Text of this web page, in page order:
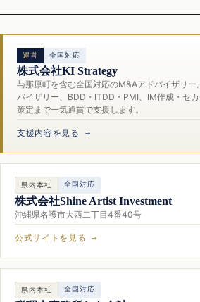
運営 全国対応
株式会社KI Strategy
与那原町を含む全国対応のM&Aアドバイザリー
バイザリー、BDD・ITDD・PMI、IM作成・セ
策定まで一気通貫で支援します。
支援内容を見る →
県内本社 全国対応
株式会社Shine Artist Investment
沖縄県名護市大西二丁目4番40号
公式サイトを見る →
県内本社 全国対応